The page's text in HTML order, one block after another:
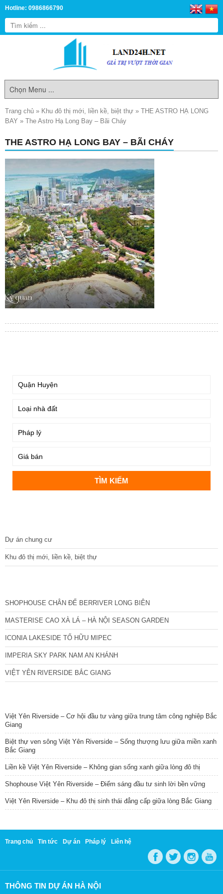
Hotline: 0986866790
Trang chủ » Khu đô thị mới, liền kề, biệt thự » THE ASTRO HẠ LONG
BAY » The Astro Hạ Long Bay – Bãi Cháy
THE ASTRO HẠ LONG BAY – BÃI CHÁY
Dự án chung cư
Khu đô thị mới, liền kề, biệt thự
SHOPHOUSE CHÂN ĐẾ BERRIVER LONG BIÊN
MASTERISE CAO XÀ LÁ – HÀ NỘI SEASON GARDEN
ICONIA LAKESIDE TỐ HỮU MIPEC
IMPERIA SKY PARK NAM AN KHÁNH
VIỆT YÊN RIVERSIDE BẮC GIANG
Việt Yên Riverside – Cơ hội đầu tư vàng giữa trung tâm công nghiệp Bắc
Giang
Biệt thự ven sông Việt Yên Riverside – Sống thượng lưu giữa miền xanh
Bắc Giang
Liền kề Việt Yên Riverside – Không gian sống xanh giữa lòng đô thị
Shophouse Việt Yên Riverside – Điểm sáng đầu tư sinh lời bền vững
Việt Yên Riverside – Khu đô thị sinh thái đẳng cấp giữa lòng Bắc Giang
Trang chủ Tin tức Dự án Pháp lý Liên hệ
THÔNG TIN DỰ ÁN HÀ NỘI